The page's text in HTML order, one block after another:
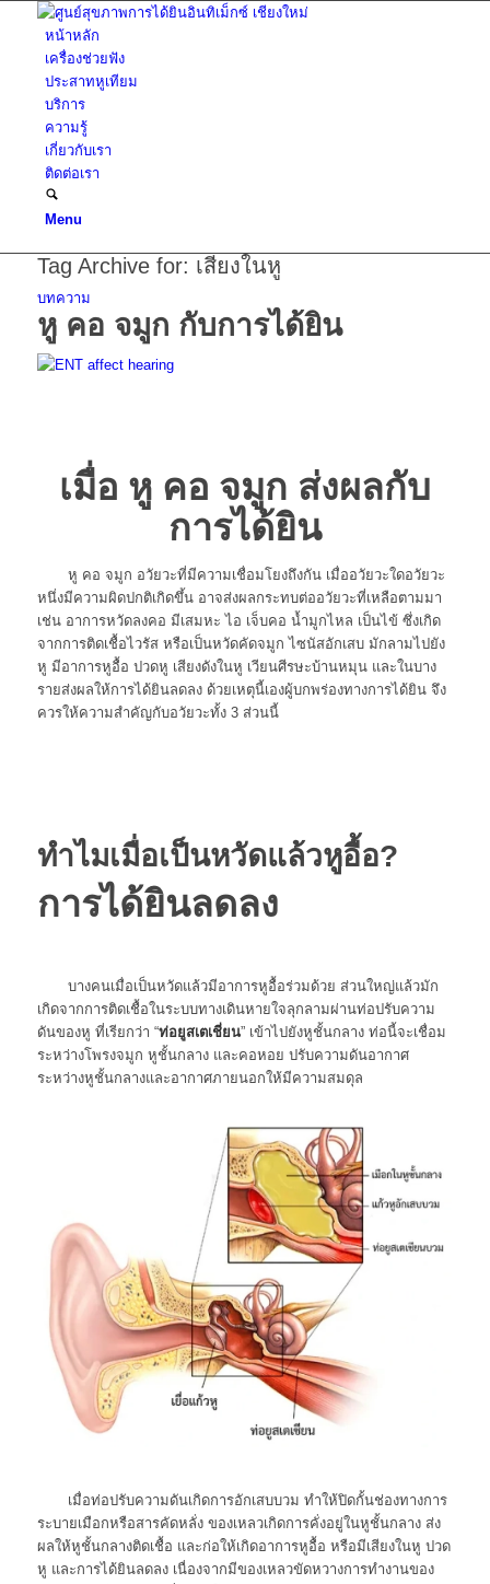
หน้าหลัก
เครื่องช่วยฟัง
ประสาทหูเทียม
บริการ
ความรู้
เกี่ยวกับเรา
ติดต่อเรา
Menu
Tag Archive for: เสียงในหู
บทความ
หู คอ จมูก กับการได้ยิน
เมื่อ หู คอ จมูก ส่งผลกับ
การได้ยิน
หู คอ จมูก อวัยวะที่มีความเชื่อมโยงถึงกัน เมื่ออวัยวะใดอวัยวะ
หนึ่งมีความผิดปกติเกิดขึ้น อาจส่งผลกระทบต่ออวัยวะที่เหลือตามมา
เช่น อาการหวัดลงคอ มีเสมหะ ไอ เจ็บคอ น้ำมูกไหล เป็นไข้ ซึ่งเกิด
จากการติดเชื้อไวรัส หรือเป็นหวัดคัดจมูก ไซนัสอักเสบ มักลามไปยัง
หู มีอาการหูอื้อ ปวดหู เสียงดังในหู เวียนศีรษะบ้านหมุน และในบาง
รายส่งผลให้การได้ยินลดลง ด้วยเหตุนี้เองผู้บกพร่องทางการได้ยิน จึง
ควรให้ความสำคัญกับอวัยวะทั้ง 3 ส่วนนี้
ทำไมเมื่อเป็นหวัดแล้วหูอื้อ?
การได้ยินลดลง
บางคนเมื่อเป็นหวัดแล้วมีอาการหูอื้อร่วมด้วย ส่วนใหญ่แล้วมัก
เกิดจากการติดเชื้อในระบบทางเดินหายใจลุกลามผ่านท่อปรับความ
ดันของหู ที่เรียกว่า “ท่อยูสเตเชี่ยน” เข้าไปยังหูชั้นกลาง ท่อนี้จะเชื่อม
ระหว่างโพรงจมูก หูชั้นกลาง และคอหอย ปรับความดันอากาศ
ระหว่างหูชั้นกลางและอากาศภายนอกให้มีความสมดุล
เมื่อท่อปรับความดันเกิดการอักเสบบวม ทำให้ปิดกั้นช่องทางการ
ระบายเมือกหรือสารคัดหลั่ง ของเหลวเกิดการคั่งอยู่ในหูชั้นกลาง ส่ง
ผลให้หูชั้นกลางติดเชื้อ และก่อให้เกิดอาการหูอื้อ หรือมีเสียงในหู ปวด
หู และการได้ยินลดลง เนื่องจากมีของเหลวขัดหวางการทำงานของ